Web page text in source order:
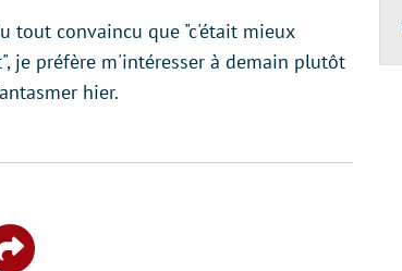
tout convaincu que "c'était mieux
je préfère m'intéresser à demain plutôt
hier.
Share